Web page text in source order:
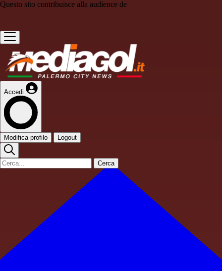
Questo sito contribuisce alla audience de
Accedi
Modifica profilo Logout
Cerca